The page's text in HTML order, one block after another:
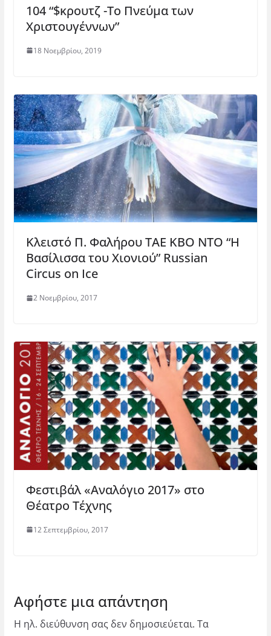
104 “$κρουτζ -To Πνεύμα των
Χριστουγέννων”
18 Νοεμβρίου, 2019
Κλειστό Π. Φαλήρου ΤΑΕ ΚΒΟ ΝΤΟ “Η
Βασίλισσα του Χιονιού” Russian
Circus on Ice
2 Νοεμβρίου, 2017
Φεστιβάλ «Αναλόγιο 2017» στο
Θέατρο Τέχνης
12 Σεπτεμβρίου, 2017
Αφήστε μια απάντηση
Η ηλ. διεύθυνση σας δεν δημοσιεύεται. Τα